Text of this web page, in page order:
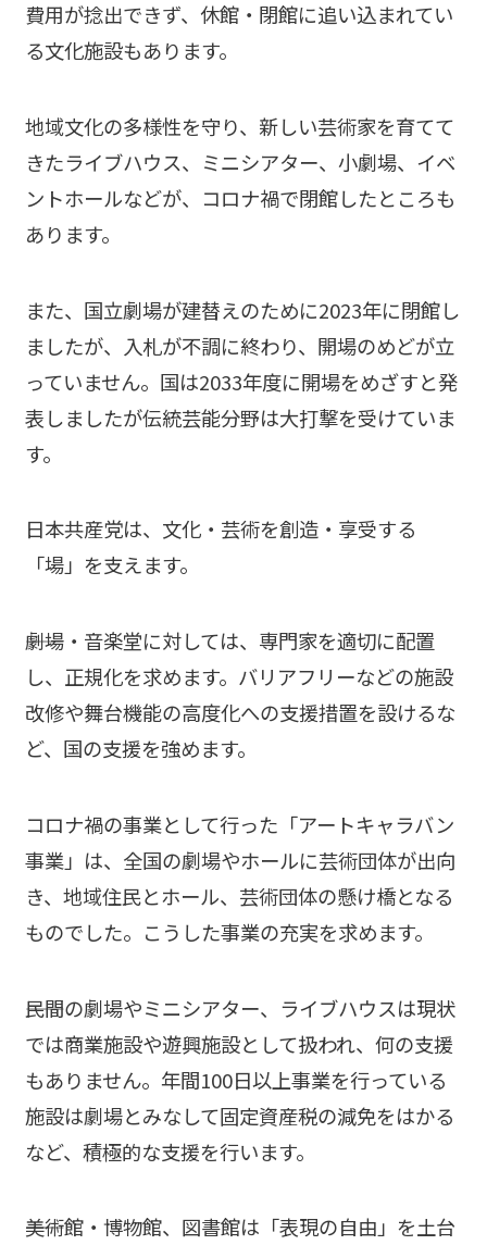
費用が捻出できず、休館・閉館に追い込まれてい
る文化施設もあります。
地域文化の多様性を守り、新しい芸術家を育てて
きたライブハウス、ミニシアター、小劇場、イベ
ントホールなどが、コロナ禍で閉館したところも
あります。
また、国立劇場が建替えのために2023年に閉館し
ましたが、入札が不調に終わり、開場のめどが立
っていません。国は2033年度に開場をめざすと発
表しましたが伝統芸能分野は大打撃を受けていま
す。
日本共産党は、文化・芸術を創造・享受する
「場」を支えます。
――劇場・音楽堂に対しては、専門家を適切に配置
し、正規化を求めます。バリアフリーなどの施設
改修や舞台機能の高度化への支援措置を設けるな
ど、国の支援を強めます。
コロナ禍の事業として行った「アートキャラバン
事業」は、全国の劇場やホールに芸術団体が出向
き、地域住民とホール、芸術団体の懸け橋となる
ものでした。こうした事業の充実を求めます。
――民間の劇場やミニシアター、ライブハウスは現状
では商業施設や遊興施設として扱われ、何の支援
もありません。年間100日以上事業を行っている
施設は劇場とみなして固定資産税の減免をはかる
など、積極的な支援を行います。
――美術館・博物館、図書館は「表現の自由」を土台